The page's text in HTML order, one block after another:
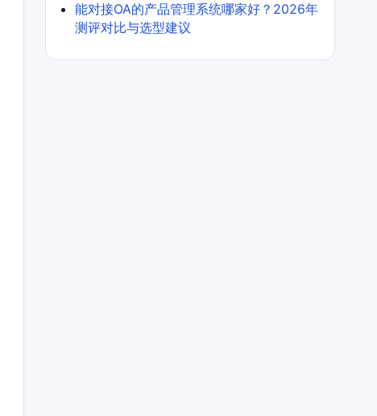
能对接OA的产品管理系统哪家好？2026年
测评对比与选型建议